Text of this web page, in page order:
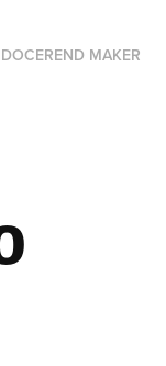
DOCEREND MAKER